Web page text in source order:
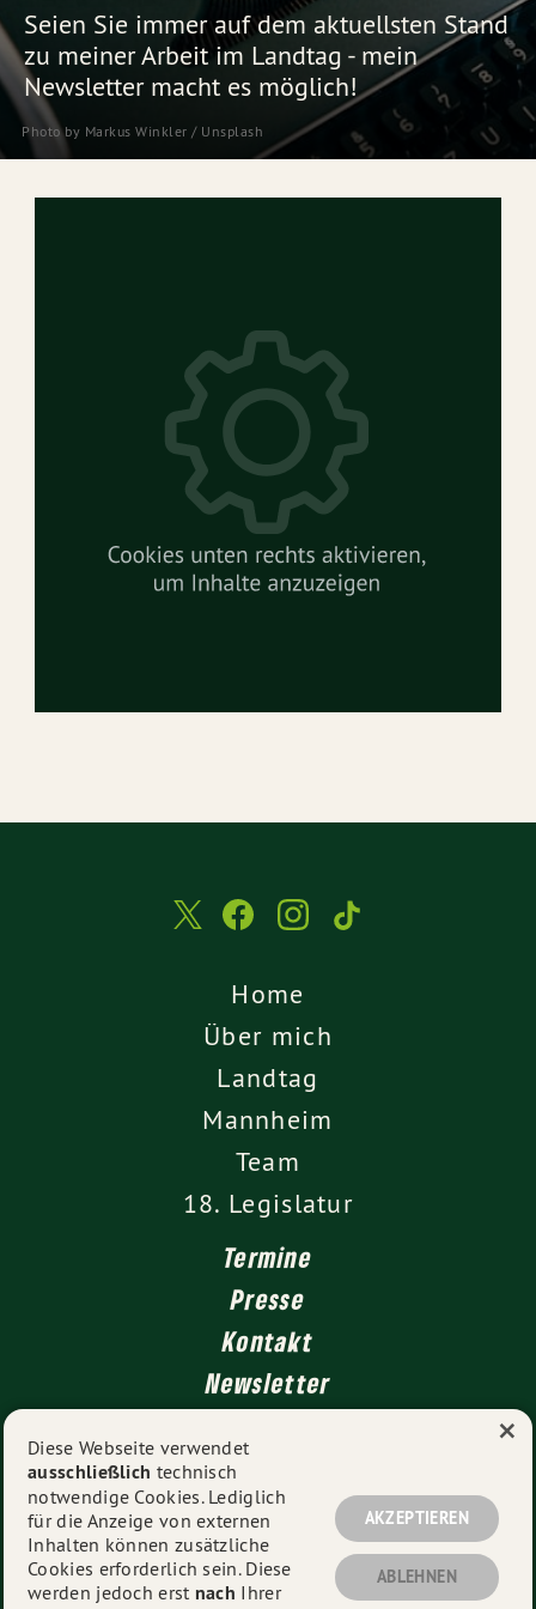
Photo by Markus Winkler / Unsplash
Seien Sie immer auf dem aktuellsten Stand
zu meiner Arbeit im Landtag - mein
Newsletter macht es möglich!
Home
Über mich
Landtag
Mannheim
Team
18. Legislatur
Termine
Presse
Kontakt
Newsletter
Impressum
Datenschutz
Diese Webseite verwendet
ausschließlich technisch
notwendige Cookies. Lediglich
für die Anzeige von externen
Inhalten können zusätzliche
Cookies erforderlich sein. Diese
werden jedoch erst nach Ihrer
AKZEPTIEREN
ABLEHNEN
×